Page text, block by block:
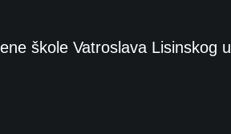
škole Vatroslava Lisinskog u